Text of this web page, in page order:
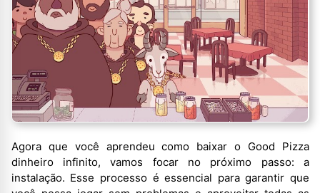
Agora que você aprendeu como baixar o Good Pizza
dinheiro infinito, vamos focar no próximo passo: a
instalação. Esse processo é essencial para garantir que